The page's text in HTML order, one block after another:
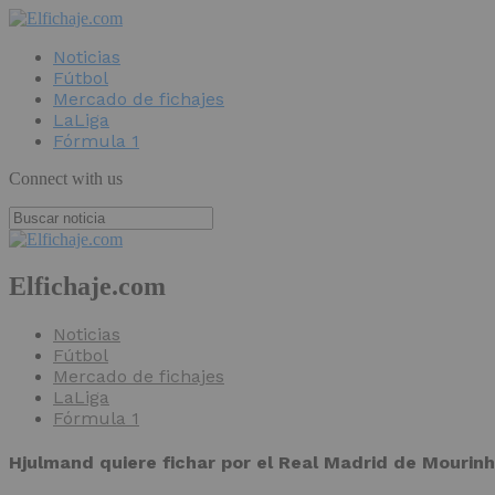
Noticias
Fútbol
Mercado de fichajes
LaLiga
Fórmula 1
Connect with us
Elfichaje.com
Noticias
Fútbol
Mercado de fichajes
LaLiga
Fórmula 1
Hjulmand quiere fichar por el Real Madrid de